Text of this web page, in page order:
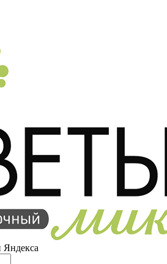
Яндекса